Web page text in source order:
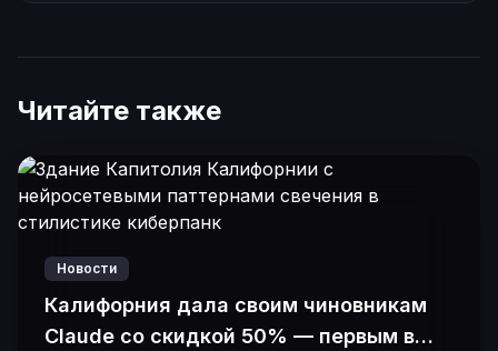
Читайте также
Новости
Калифорния дала своим чиновникам
Claude со скидкой 50% — первым в